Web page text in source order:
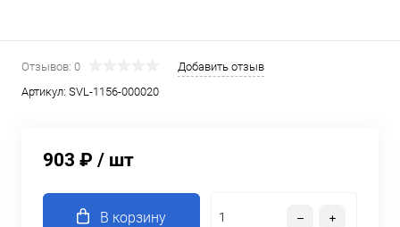
Отзывов: 0
Добавить отзыв
Артикул: SVL-1156-000020
903 ₽ / шт
В корзину